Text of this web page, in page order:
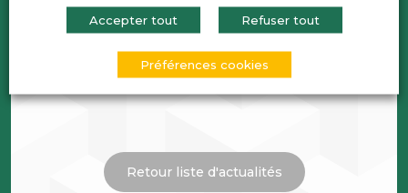
Retour liste d'actualités
Accepter tout Refuser tout
Préférences cookies